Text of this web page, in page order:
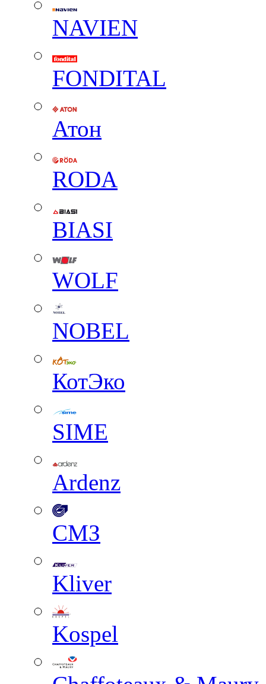
NAVIEN
FONDITAL
Атон
RODA
BIASI
WOLF
NOBEL
КотЭко
SIME
Ardenz
СМЗ
Kliver
Kospel